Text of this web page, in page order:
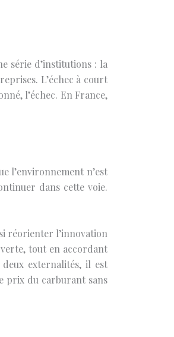
série d’institutions : la
L’échec à court
l’échec. En France,
l’environnement n’est
dans cette voie.
réorienter l’innovation
tout en accordant
externalités, il est
prix du carburant sans